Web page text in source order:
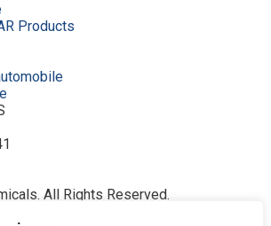
Products
All Rights Reserved.